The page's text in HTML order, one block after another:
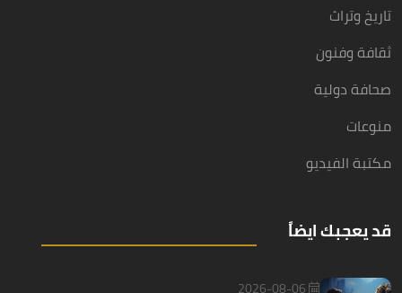
تاريخ وتراث
ثقافة وفنون
صحافة دولية
منوعات
مكتبة الفيديو
قد يعجبك ايضاً